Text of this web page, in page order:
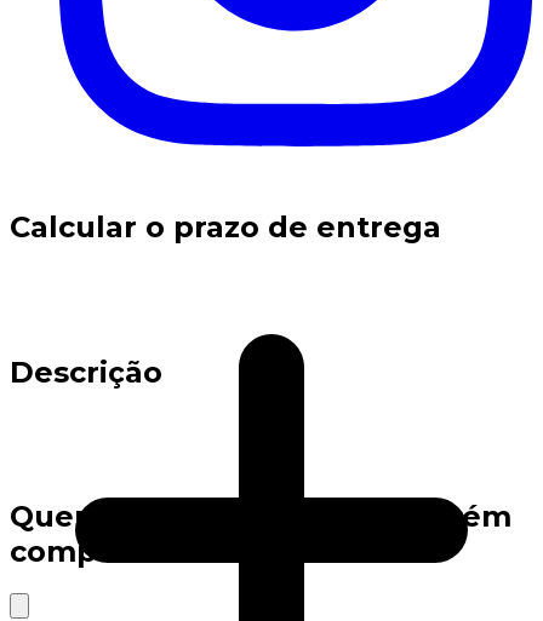
Calcular o prazo de entrega
Descrição
Quem viu este produto também
comprou